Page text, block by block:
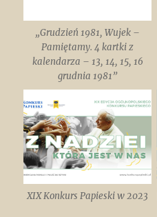
„Grudzień 1981, Wujek –
Pamiętamy. 4 kartki z
kalendarza – 13, 14, 15, 16
grudnia 1981”
XIX Konkurs Papieski w 2023